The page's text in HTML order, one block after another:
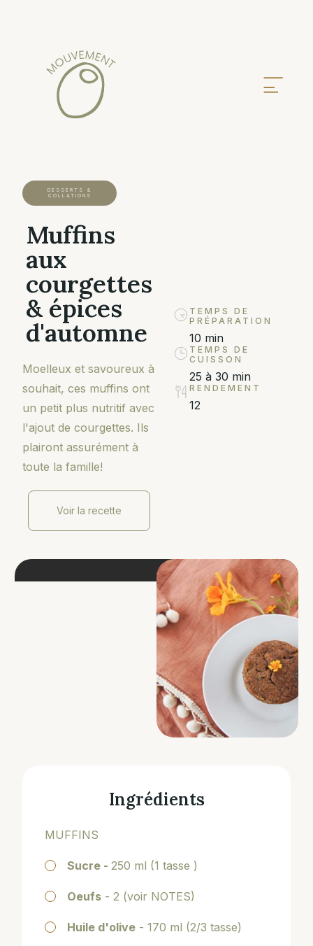
DESSERTS &
COLLATIONS
Muffins
aux
courgettes
& épices
d'automne
Moelleux et savoureux à
souhait, ces muffins ont
un petit plus nutritif avec
l'ajout de courgettes. Ils
plairont assurément à
toute la famille!
Voir la recette
TEMPS DE
PRÉPARATION
10 min
TEMPS DE
CUISSON
25 à 30 min
RENDEMENT
12
Ingrédients
MUFFINS
Sucre - 250 ml (1 tasse )
Oeufs - 2 (voir NOTES)
Huile d'olive - 170 ml (2/3 tasse)